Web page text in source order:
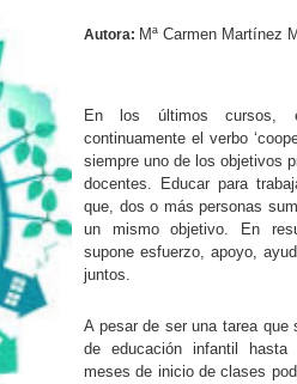
Autora: Mª Carmen Martínez
En los últimos cursos,
continuamente el verbo
siempre uno de los objetivos
docentes. Educar para
que, dos o más personas
un mismo objetivo. En
supone esfuerzo, apoyo,
juntos.
A pesar de ser una tarea
de educación infantil
meses de inicio de clases